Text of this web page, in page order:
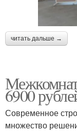
читать дальше →
6900
Современное
множество